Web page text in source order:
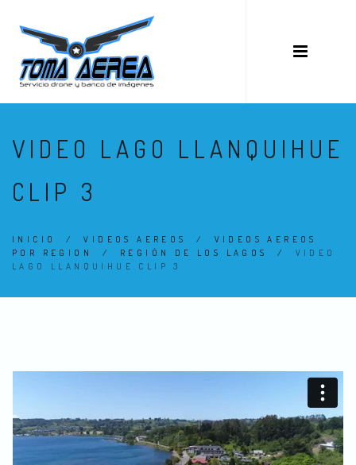
VIDEO LAGO LLANQUIHUE
CLIP 3
INICIO /VIDEOS AEREOS / VIDEOS AEREOS
POR REGION
/ REGIÓN DE LOS LAGOS / VIDEO
LAGO LLANQUIHUE CLIP 3